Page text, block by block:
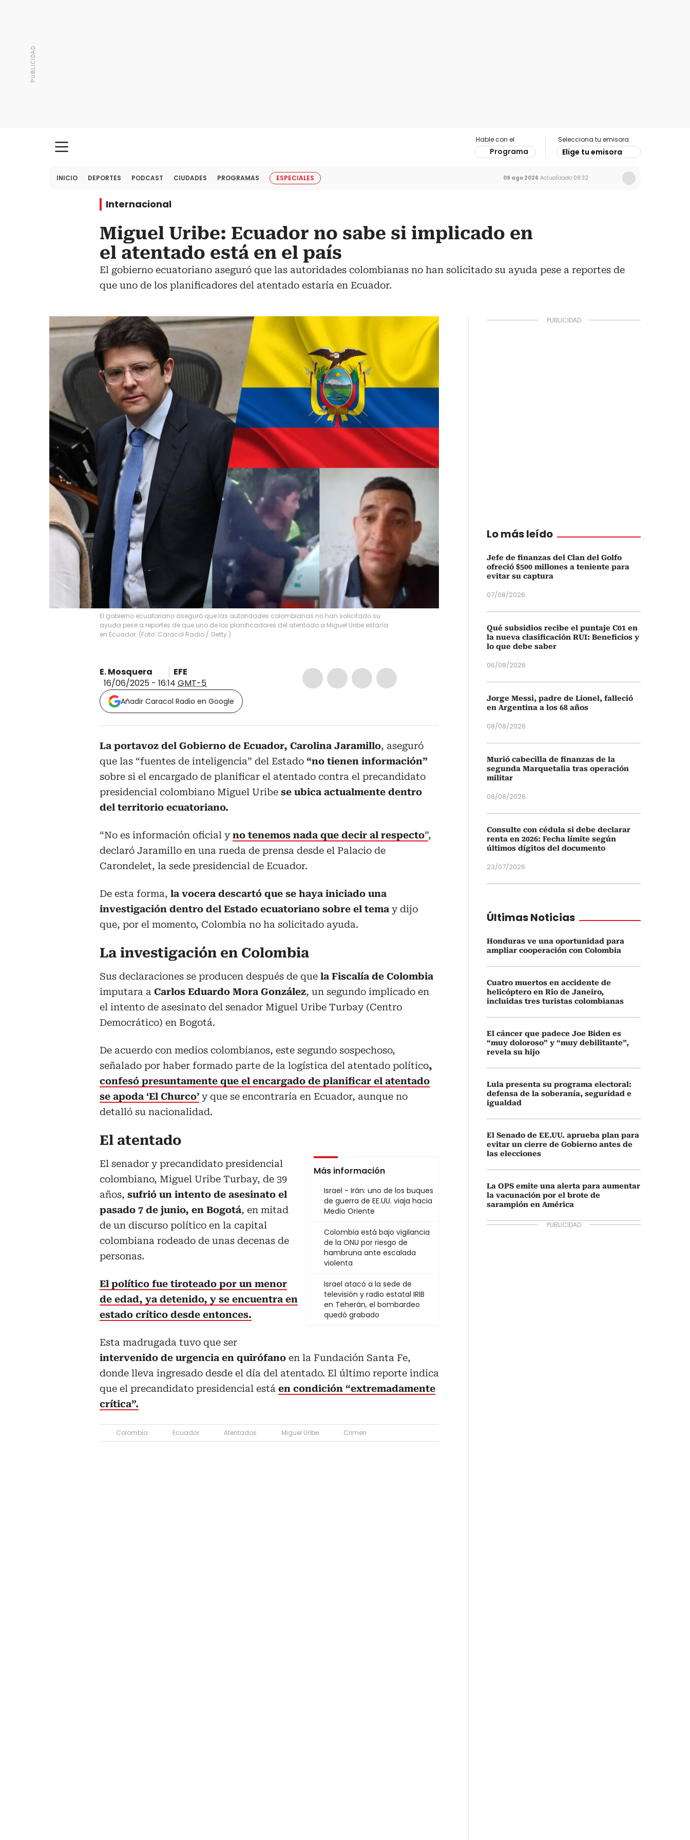
Hable con el
Programa
Selecciona tu emisora
Elige tu emisora
INICIO DEPORTES PODCAST CIUDADES PROGRAMAS ESPECIALES 09 ago 2026 Actualizado 08:32
Internacional
Miguel Uribe: Ecuador no sabe si implicado en
el atentado está en el país
El gobierno ecuatoriano aseguró que las autoridades colombianas no han solicitado su ayuda pese a reportes de
que uno de los planificadores del atentado estaría en Ecuador.
El gobierno ecuatoriano aseguró que las autoridades colombianas no han solicitado su
ayuda pese a reportes de que uno de los planificadores del atentado a Miguel Uribe estaría
en Ecuador. (Foto: Caracol Radio / Getty )
E. Mosquera
EFE
16/06/2025 - 16:14 GMT-5
Añadir Caracol Radio en Google
La portavoz del Gobierno de Ecuador, Carolina Jaramillo, aseguró
que las “fuentes de inteligencia” del Estado “no tienen información”
sobre si el encargado de planificar el atentado contra el precandidato
presidencial colombiano Miguel Uribe se ubica actualmente dentro
del territorio ecuatoriano.
“No es información oficial yno tenemos nada que decir al respecto”,
declaró Jaramillo en una rueda de prensa desde el Palacio de
Carondelet, la sede presidencial de Ecuador.
De esta forma, la vocera descartó que se haya iniciado una
investigación dentro del Estado ecuatoriano sobre el tema y dijo
que, por el momento, Colombia no ha solicitado ayuda.
La investigación en Colombia
Sus declaraciones se producen después de que la Fiscalía de Colombia
imputara a Carlos Eduardo Mora González, un segundo implicado en
el intento de asesinato del senador Miguel Uribe Turbay (Centro
Democrático) en Bogotá.
De acuerdo con medios colombianos, este segundo sospechoso,
señalado por haber formado parte de la logística del atentado político,
confesó presuntamente que el encargado de planificar el atentado
se apoda ‘El Churco’ y que se encontraría en Ecuador, aunque no
detalló su nacionalidad.
El atentado
Más información
Israel - Irán: uno de los buques
de guerra de EE.UU. viaja hacia
Medio Oriente
Colombia está bajo vigilancia
de la ONU por riesgo de
hambruna ante escalada
violenta
Israel atacó a la sede de
televisión y radio estatal IRIB
en Teherán, el bombardeo
quedó grabado
El senador y precandidato presidencial
colombiano, Miguel Uribe Turbay, de 39
años, sufrió un intento de asesinato el
pasado 7 de junio, en Bogotá, en mitad
de un discurso político en la capital
colombiana rodeado de unas decenas de
personas.
El político fue tiroteado por un menor
de edad, ya detenido, y se encuentra en
estado crítico desde entonces.
Esta madrugada tuvo que ser
intervenido de urgencia en quirófano en la Fundación Santa Fe,
donde lleva ingresado desde el día del atentado. El último reporte indica
que el precandidato presidencial está en condición “extremadamente
crítica”.
Colombia Ecuador Atentados Miguel Uribe Crimen
Lo más leído
Jefe de finanzas del Clan del Golfo
ofreció $500 millones a teniente para
evitar su captura
07/08/2026
Qué subsidios recibe el puntaje C01 en
la nueva clasificación RUI: Beneficios y
lo que debe saber
06/08/2026
Jorge Messi, padre de Lionel, falleció
en Argentina a los 68 años
08/08/2026
Murió cabecilla de finanzas de la
segunda Marquetalia tras operación
militar
08/08/2026
Consulte con cédula si debe declarar
renta en 2026: Fecha límite según
últimos dígitos del documento
23/07/2026
Últimas Noticias
Honduras ve una oportunidad para
ampliar cooperación con Colombia
Cuatro muertos en accidente de
helicóptero en Rio de Janeiro,
incluidas tres turistas colombianas
El cáncer que padece Joe Biden es
“muy doloroso” y “muy debilitante”,
revela su hijo
Lula presenta su programa electoral:
defensa de la soberanía, seguridad e
igualdad
El Senado de EE.UU. aprueba plan para
evitar un cierre de Gobierno antes de
las elecciones
La OPS emite una alerta para aumentar
la vacunación por el brote de
sarampión en América